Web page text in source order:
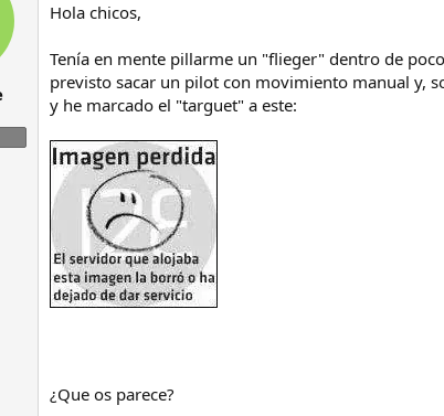
Hola chicos,
Tenía en mente pillarme un "flieger" dentro de
previsto sacar un pilot con movimiento manual y,
y he marcado el "targuet" a este:
¿Que os parece?